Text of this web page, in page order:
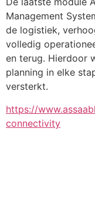
Management
de logistiek,
volledig
en terug. Hierdoor
planning in elke
versterkt.
https://
connectivity